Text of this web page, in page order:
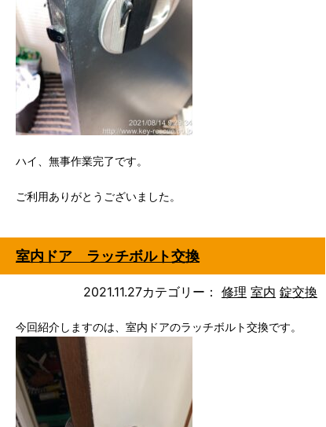
ハイ、無事作業完了です。
ご利用ありがとうございました。
室内ドア ラッチボルト交換
2021.11.27カテゴリー： 修理 室内 錠交換
今回紹介しますのは、室内ドアのラッチボルト交換です。